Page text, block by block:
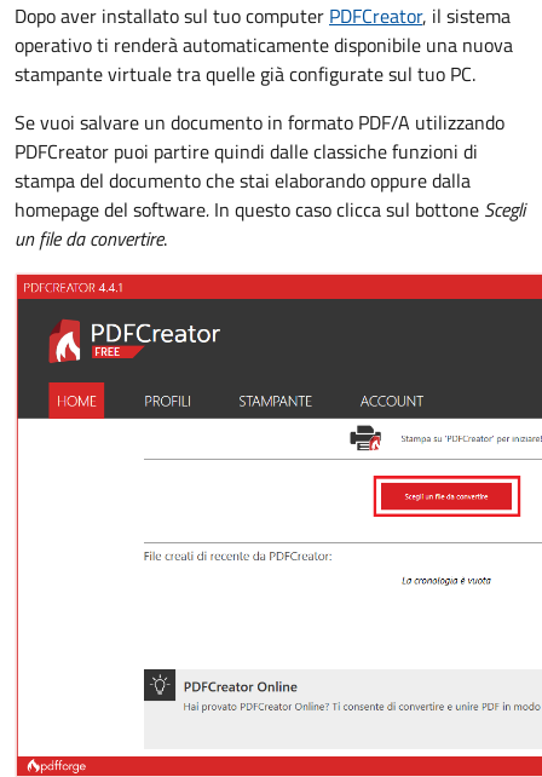
Dopo aver installato sul tuo computer PDFCreator, il sistema
operativo ti renderà automaticamente disponibile una nuova
stampante virtuale tra quelle già configurate sul tuo PC.
Se vuoi salvare un documento in formato PDF/A utilizzando
PDFCreator puoi partire quindi dalle classiche funzioni di
stampa del documento che stai elaborando oppure dalla
homepage del software. In questo caso clicca sul bottone Scegli
un file da convertire.